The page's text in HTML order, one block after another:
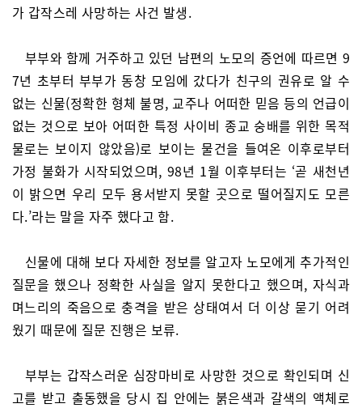
가 갑작스레 사망하는 사건 발생.
부부와 함께 거주하고 있던 남편의 노모의 증언에 따르면 9
7년 초부터 부부가 동창 모임에 갔다가 친구의 권유로 알 수
없는 신물(정확한 형체 불명, 교주나 어떠한 믿음 등의 언급이
없는 것으로 보아 어떠한 특정 사이비 종교 숭배를 위한 목적
물로는 보이지 않았음)로 보이는 물건을 들여온 이후로부터
가정 불화가 시작되었으며, 98년 1월 이후부터는 ‘곧 새천년
이 밝으면 우리 모두 용서받지 못할 곳으로 떨어질지도 모른
다.’라는 말을 자주 했다고 함.
신물에 대해 보다 자세한 정보를 알고자 노모에게 추가적인
질문을 했으나 정확한 사실을 알지 못한다고 했으며, 자식과
며느리의 죽음으로 충격을 받은 상태여서 더 이상 묻기 어려
웠기 때문에 질문 진행은 보류.
부부는 갑작스러운 심장마비로 사망한 것으로 확인되며 신
고를 받고 출동했을 당시 집 안에는 붉은색과 갈색의 액체로